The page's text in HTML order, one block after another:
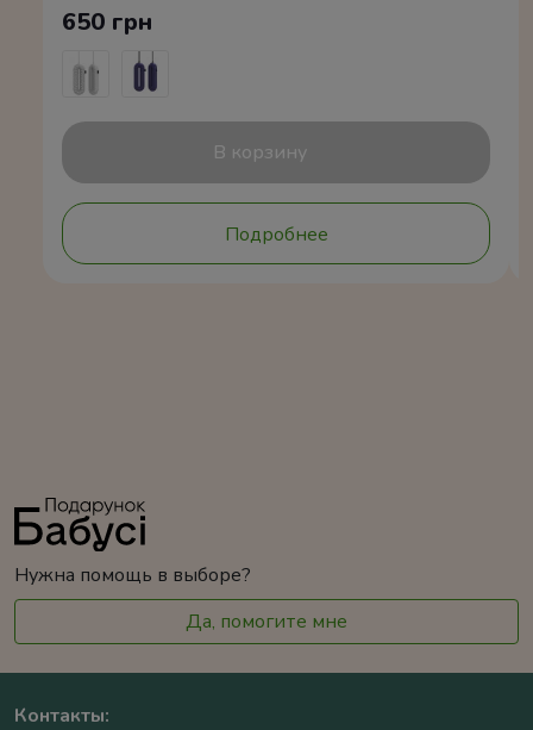
650 грн
В корзину
Подробнее
Нужна помощь в выборе?
Да, помогите мне
Контакты: